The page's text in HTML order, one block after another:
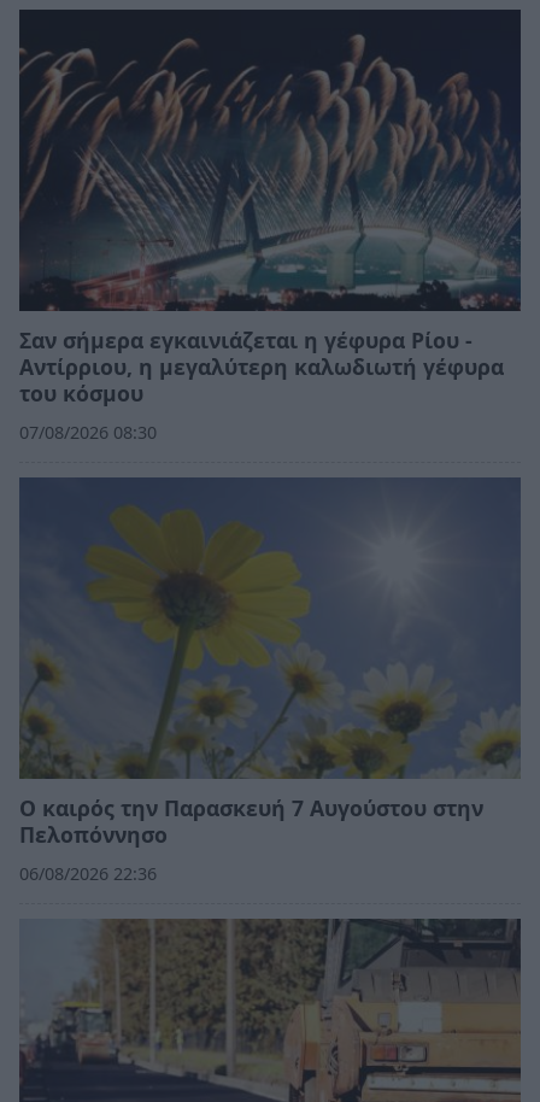
Σαν σήμερα εγκαινιάζεται η γέφυρα Ρίου -
Αντίρριου, η μεγαλύτερη καλωδιωτή γέφυρα
του κόσμου
07/08/2026 08:30
Ο καιρός την Παρασκευή 7 Αυγούστου στην
Πελοπόννησο
06/08/2026 22:36